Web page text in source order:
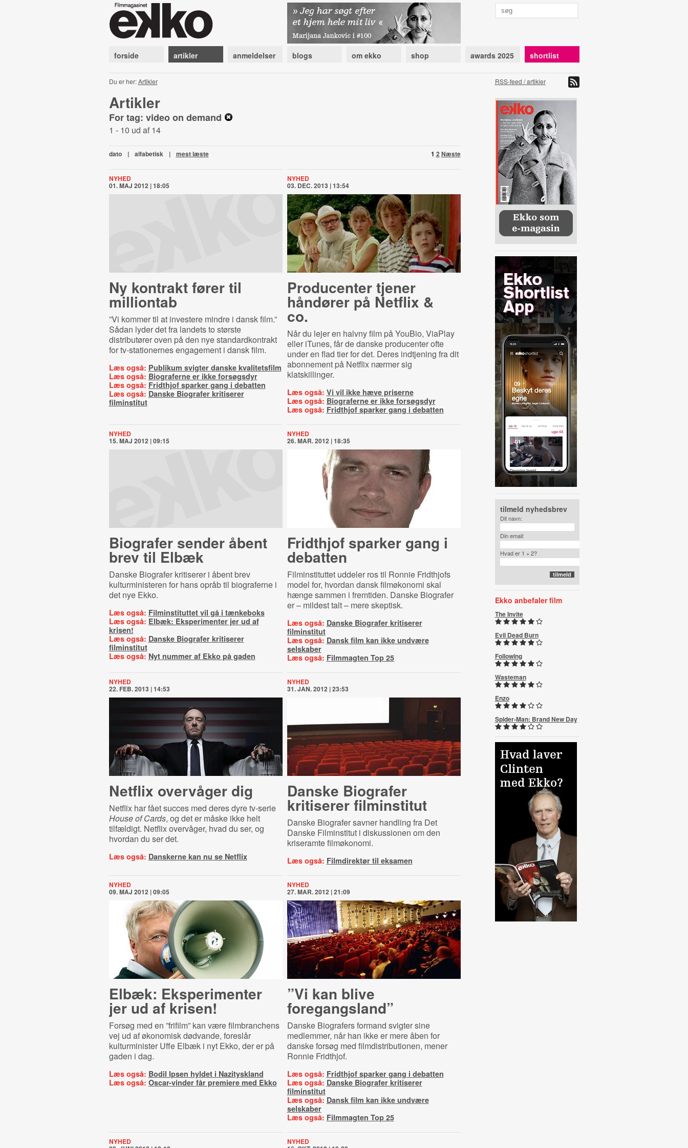
forside artikler anmeldelser blogs om ekko shop awards 2025 shortlist
Du er her:Artikler RSS-feed / artikler
Artikler
For tag: video on demand
1 - 10 ud af 14
1 2 Næste
dato | alfabetisk | mest læste
NYHED
01. MAJ 2012 | 18:05
Ny kontrakt fører til
milliontab
”Vi kommer til at investere mindre i dansk film.”
Sådan lyder det fra landets to største
distributører oven på den nye standardkontrakt
for tv-stationernes engagement i dansk film.
Læs også: Publikum svigter danske kvalitetsfilm
Læs også: Biograferne er ikke forsøgsdyr
Læs også: Fridthjof sparker gang i debatten
Læs også: Danske Biografer kritiserer
filminstitut
NYHED
03. DEC. 2013 | 13:54
Producenter tjener
håndører på Netflix &
co.
Når du lejer en halvny film på YouBio, ViaPlay
eller iTunes, får de danske producenter ofte
under en flad tier for det. Deres indtjening fra dit
abonnement på Netflix nærmer sig
klatskillinger.
Læs også: Vi vil ikke hæve priserne
Læs også: Biograferne er ikke forsøgsdyr
Læs også: Fridthjof sparker gang i debatten
NYHED
15. MAJ 2012 | 09:15
Biografer sender åbent
brev til Elbæk
Danske Biografer kritiserer i åbent brev
kulturministeren for hans opråb til biograferne i
det nye Ekko.
Læs også: Filminstituttet vil gå i tænkeboks
Læs også: Elbæk: Eksperimenter jer ud af
krisen!
Læs også: Danske Biografer kritiserer
filminstitut
Læs også: Nyt nummer af Ekko på gaden
NYHED
26. MAR. 2012 | 18:35
Fridthjof sparker gang i
debatten
Filminstituttet uddeler ros til Ronnie Fridthjofs
model for, hvordan dansk filmøkonomi skal
hænge sammen i fremtiden. Danske Biografer
er – mildest talt – mere skeptisk.
Læs også: Danske Biografer kritiserer
filminstitut
Læs også: Dansk film kan ikke undvære
selskaber
Læs også: Filmmagten Top 25
NYHED
22. FEB. 2013 | 14:53
Netflix overvåger dig
Netflix har fået succes med deres dyre tv-serie
House of Cards, og det er måske ikke helt
tilfældigt. Netflix overvåger, hvad du ser, og
hvordan du ser det.
Læs også: Danskerne kan nu se Netflix
NYHED
31. JAN. 2012 | 23:53
Danske Biografer
kritiserer filminstitut
Danske Biografer savner handling fra Det
Danske Filminstitut i diskussionen om den
kriseramte filmøkonomi.
Læs også: Filmdirektør til eksamen
NYHED
09. MAJ 2012 | 09:05
Elbæk: Eksperimenter
jer ud af krisen!
Forsøg med en ”frifilm” kan være filmbranchens
vej ud af økonomisk dødvande, foreslår
kulturminister Uffe Elbæk i nyt Ekko, der er på
gaden i dag.
Læs også: Bodil Ipsen hyldet i Nazityskland
Læs også: Oscar-vinder får premiere med Ekko
NYHED
27. MAR. 2012 | 21:09
”Vi kan blive
foregangsland”
Danske Biografers formand svigter sine
medlemmer, når han ikke er mere åben for
danske forsøg med filmdistributionen, mener
Ronnie Fridthjof.
Læs også: Fridthjof sparker gang i debatten
Læs også: Danske Biografer kritiserer
filminstitut
Læs også: Dansk film kan ikke undvære
selskaber
Læs også: Filmmagten Top 25
NYHED NYHED
tilmeld nyhedsbrev
Dit navn:
Din email:
Hvad er 1 + 2?
Ekko anbefaler film
The Invite
Evil Dead Burn
Following
Wasteman
Enzo
Spider-Man: Brand New Day